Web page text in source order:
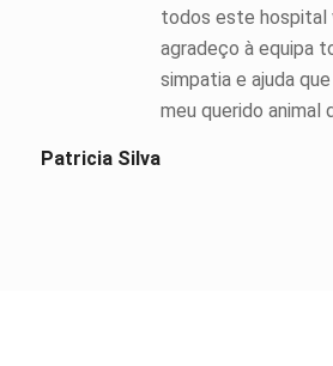
todos este hospital
agradeço à equipa
simpatia e ajuda
meu querido animal
Patricia Silva